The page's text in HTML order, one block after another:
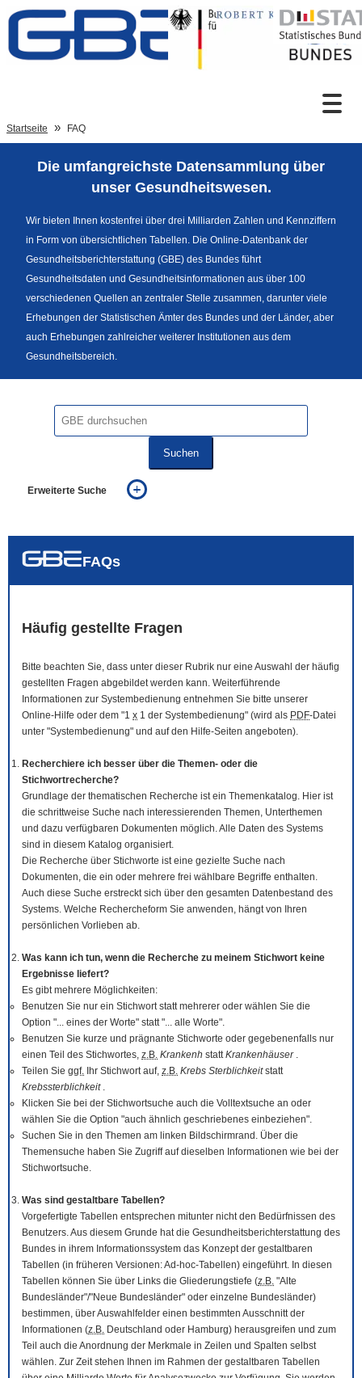
Zum Inhalt
Sprachumschaltung
Fußzeile
Startseite FAQ
Die umfangreichste Datensammlung über
unser Gesundheitswesen.
Wir bieten Ihnen kostenfrei über drei Milliarden Zahlen und Kennziffern
in Form von übersichtlichen Tabellen. Die Online-Datenbank der
Gesundheitsberichterstattung (GBE) des Bundes führt
Gesundheitsdaten und Gesundheitsinformationen aus über 100
verschiedenen Quellen an zentraler Stelle zusammen, darunter viele
Erhebungen der Statistischen Ämter des Bundes und der Länder, aber
auch Erhebungen zahlreicher weiterer Institutionen aus dem
Gesundheitsbereich.
Suchen
Erweiterte Suche
auch in allen Texten suchen (Volltextsuche)
FAQs
Häufig gestellte Fragen
Bitte beachten Sie, dass unter dieser Rubrik nur eine Auswahl der häufig
gestellten Fragen abgebildet werden kann. Weiterführende
Informationen zur Systembedienung entnehmen Sie bitte unserer
Online-Hilfe oder dem "1 x 1 der Systembedienung" (wird als PDF-Datei
unter "Systembedienung" und auf den Hilfe-Seiten angeboten).
Recherchiere ich besser über die Themen- oder die
Stichwortrecherche?
Grundlage der thematischen Recherche ist ein Themenkatalog. Hier ist
die schrittweise Suche nach interessierenden Themen, Unterthemen
und dazu verfügbaren Dokumenten möglich. Alle Daten des Systems
sind in diesem Katalog organisiert.
Die Recherche über Stichworte ist eine gezielte Suche nach
Dokumenten, die ein oder mehrere frei wählbare Begriffe enthalten.
Auch diese Suche erstreckt sich über den gesamten Datenbestand des
Systems. Welche Rechercheform Sie anwenden, hängt von Ihren
persönlichen Vorlieben ab.
Was kann ich tun, wenn die Recherche zu meinem Stichwort keine
Ergebnisse liefert?
Es gibt mehrere Möglichkeiten:
Benutzen Sie nur ein Stichwort statt mehrerer oder wählen Sie die
Option "... eines der Worte" statt "... alle Worte".
Benutzen Sie kurze und prägnante Stichworte oder gegebenenfalls nur
einen Teil des Stichwortes, z.B. Krankenh stattKrankenhäuser .
Teilen Sie ggf. Ihr Stichwort auf, z.B. Krebs Sterblichkeitstatt
Krebssterblichkeit .
Klicken Sie bei der Stichwortsuche auch die Volltextsuche an oder
wählen Sie die Option "auch ähnlich geschriebenes einbeziehen".
Suchen Sie in den Themen am linken Bildschirmrand. Über die
Themensuche haben Sie Zugriff auf dieselben Informationen wie bei der
Stichwortsuche.
Was sind gestaltbare Tabellen?
Vorgefertigte Tabellen entsprechen mitunter nicht den Bedürfnissen des
Benutzers. Aus diesem Grunde hat die Gesundheitsberichterstattung des
Bundes in ihrem Informationssystem das Konzept der gestaltbaren
Tabellen (in früheren Versionen: Ad-hoc-Tabellen) eingeführt. In diesen
Tabellen können Sie über Links die Gliederungstiefe (z.B. "Alte
Bundesländer"/"Neue Bundesländer" oder einzelne Bundesländer)
bestimmen, über Auswahlfelder einen bestimmten Ausschnitt der
Informationen (z.B. Deutschland oder Hamburg) herausgreifen und zum
Teil auch die Anordnung der Merkmale in Zeilen und Spalten selbst
wählen. Zur Zeit stehen Ihnen im Rahmen der gestaltbaren Tabellen